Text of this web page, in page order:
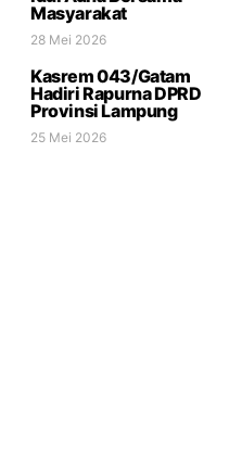
Masyarakat
28 Mei 2026
Kasrem 043/Gatam
Hadiri Rapurna DPRD
Provinsi Lampung
25 Mei 2026